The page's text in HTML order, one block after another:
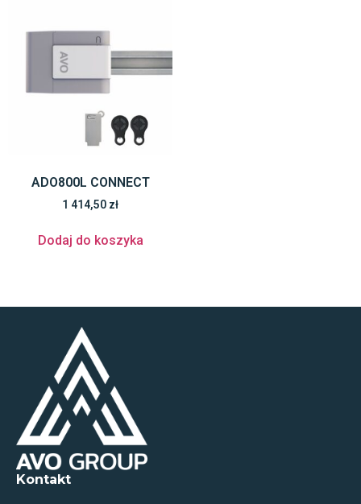
ADO800L CONNECT
1 414,50 zł
Dodaj do koszyka
Kontakt